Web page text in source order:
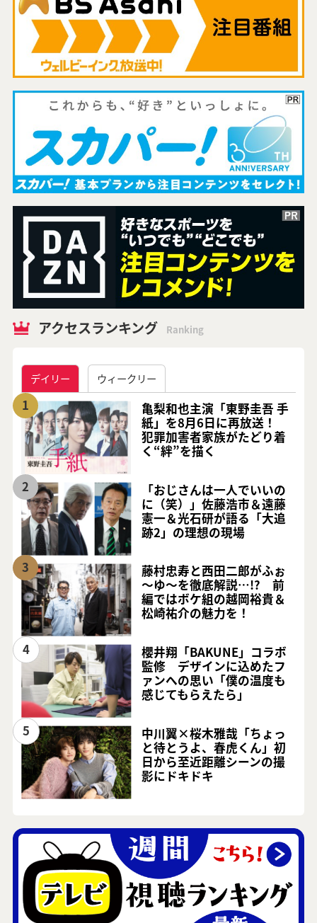
アクセスランキング Ranking
デイリー ウィークリー
1
亀梨和也主演「東野圭吾 手
紙」を8月6日に再放送！
犯罪加害者家族がたどり着
く“絆”を描く
2
「おじさんは一人でいいの
に（笑）」佐藤浩市＆遠藤
憲一＆光石研が語る「大追
跡2」の理想の現場
3
藤村忠寿と西田二郎がふぉ
～ゆ～を徹底解説…!? 前
編ではボケ組の越岡裕貴＆
松崎祐介の魅力を！
4
櫻井翔「BAKUNE」コラボ
監修 デザインに込めたフ
ァンへの思い「僕の温度も
感じてもらえたら」
5
中川翼×桜木雅哉「ちょっ
と待とうよ、春虎くん」初
日から至近距離シーンの撮
影にドキドキ